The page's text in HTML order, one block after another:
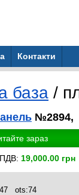
Контакти
база /
№2894,
зараз
19,000.00 грн
ots:74